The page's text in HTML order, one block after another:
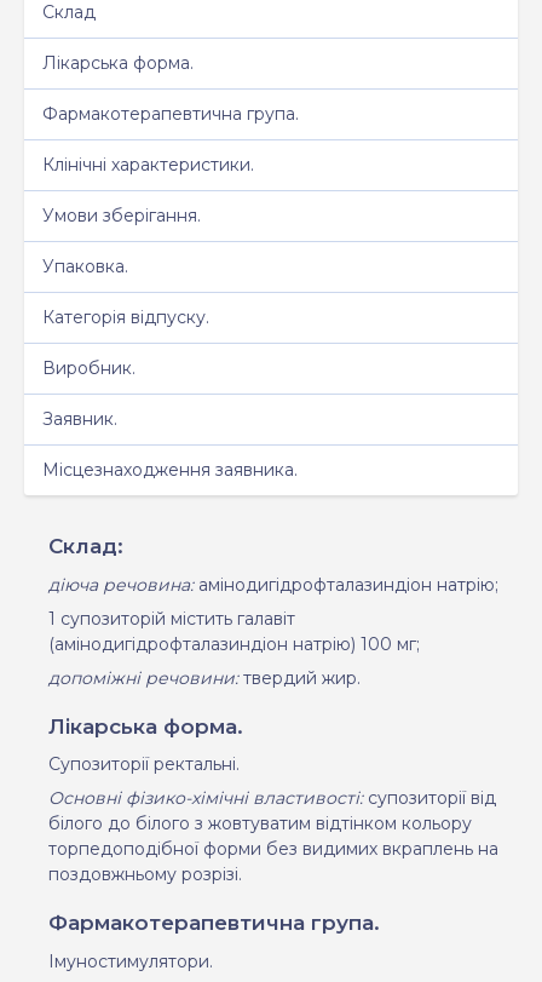
Склад
Лікарська форма.
Фармакотерапевтична група.
Клінічні характеристики.
Умови зберігання.
Упаковка.
Категорія відпуску.
Виробник.
Заявник.
Місцезнаходження заявника.
Склад:
діюча речовина: амінодигідрофталазиндіон натрію;
1 супозиторiй мiстить галавіт
(амінодигідрофталазиндіон натрію) 100 мг;
допоміжні речовини: твердий жир.
Лікарська форма.
Супозиторії ректальні.
Основні фізико-хімічні властивості: супозиторії від
білого до білого з жовтуватим вiдтiнком кольору
торпедоподібної форми без видимих вкраплень на
поздовжньому розрізі.
Фармакотерапевтична група.
Імуностимулятори.